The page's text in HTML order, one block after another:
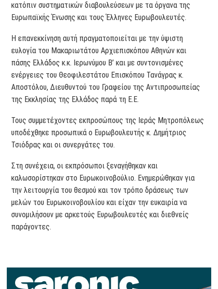
κατόπιν συστηματικών διαβουλεύσεων με τα όργανα της
Ευρωπαϊκής Ένωσης και τους Έλληνες Ευρωβουλευτές.
Η επανεκκίνηση αυτή πραγματοποιείται με την ύψιστη
ευλογία του Μακαριωτάτου Αρχιεπισκόπου Αθηνών και
πάσης Ελλάδος κ.κ. Ιερωνύμου Β’ και με συντονισμένες
ενέργειες του Θεοφιλεστάτου Επισκόπου Τανάγρας κ.
Αποστόλου, Διευθυντού του Γραφείου της Αντιπροσωπείας
της Εκκλησίας της Ελλάδος παρά τη Ε.Ε.
Τους συμμετέχοντες εκπροσώπους της Ιεράς Μητροπόλεως
υποδέχθηκε προσωπικά ο Ευρωβουλευτής κ. Δημήτριος
Τσιόδρας και οι συνεργάτες του.
Στη συνέχεια, οι εκπρόσωποι ξεναγήθηκαν και
καλωσορίστηκαν στο Ευρωκοινοβούλιο. Ενημερώθηκαν για
την λειτουργία του θεσμού και τον τρόπο δράσεως των
μελών του Ευρωκοινοβουλίου και είχαν την ευκαιρία να
συνομιλήσουν με αρκετούς Ευρωβουλευτές και διεθνείς
παράγοντες.